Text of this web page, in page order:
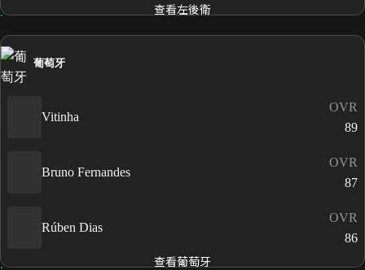
查看左後衛
葡萄牙
Vitinha
OVR
89
Bruno Fernandes
OVR
87
Rúben Dias
OVR
86
查看葡萄牙